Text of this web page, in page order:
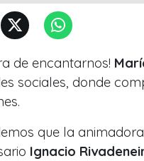
de encantarnos!
sociales, donde
que la
Ignacio